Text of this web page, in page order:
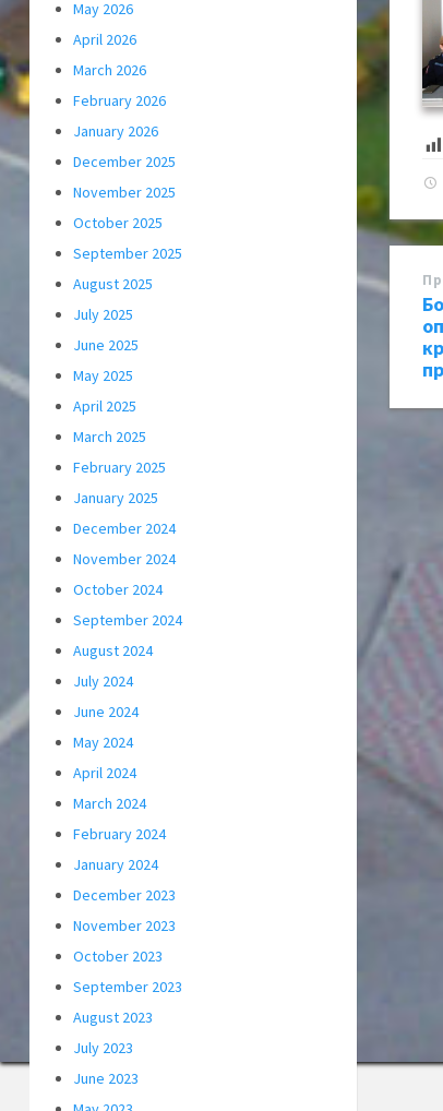
May 2026
April 2026
March 2026
February 2026
January 2026
December 2025
November 2025
October 2025
September 2025
August 2025
July 2025
June 2025
May 2025
April 2025
March 2025
February 2025
January 2025
December 2024
November 2024
October 2024
September 2024
August 2024
July 2024
June 2024
May 2024
April 2024
March 2024
February 2024
January 2024
December 2023
November 2023
October 2023
September 2023
August 2023
July 2023
June 2023